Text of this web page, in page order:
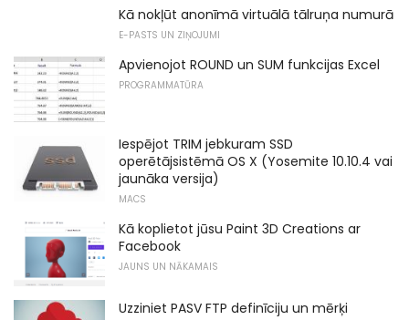
Kā nokļūt anonīmā virtuālā tālruņa numurā
E-PASTS UN ZIŅOJUMI
Apvienojot ROUND un SUM funkcijas Excel
PROGRAMMATŪRA
Iespējot TRIM jebkuram SSD
operētājsistēmā OS X (Yosemite 10.10.4 vai
jaunāka versija)
MACS
Kā koplietot jūsu Paint 3D Creations ar
Facebook
JAUNS UN NĀKAMAIS
Uzziniet PASV FTP definīciju un mērķi